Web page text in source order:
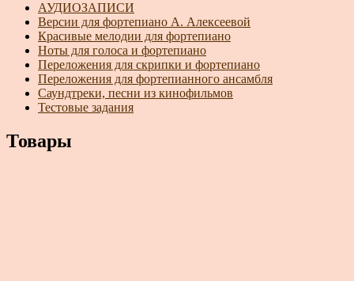
АУДИОЗАПИСИ
Версии для фортепиано А. Алексеевой
Красивые мелодии для фортепиано
Ноты для голоса и фортепиано
Переложения для скрипки и фортепиано
Переложения для фортепианного ансамбля
Саундтреки, песни из кинофильмов
Тестовые задания
Товары